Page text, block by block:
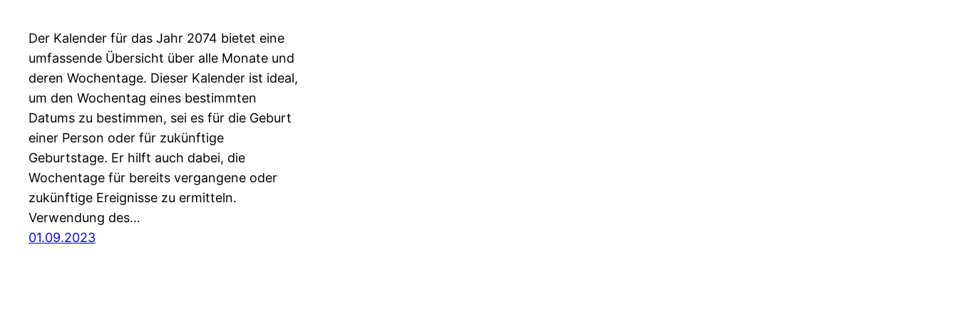
Der Kalender für das Jahr 2074 bietet eine
umfassende Übersicht über alle Monate und
deren Wochentage. Dieser Kalender ist ideal,
um den Wochentag eines bestimmten
Datums zu bestimmen, sei es für die Geburt
einer Person oder für zukünftige
Geburtstage. Er hilft auch dabei, die
Wochentage für bereits vergangene oder
zukünftige Ereignisse zu ermitteln.
Verwendung des…
01.09.2023